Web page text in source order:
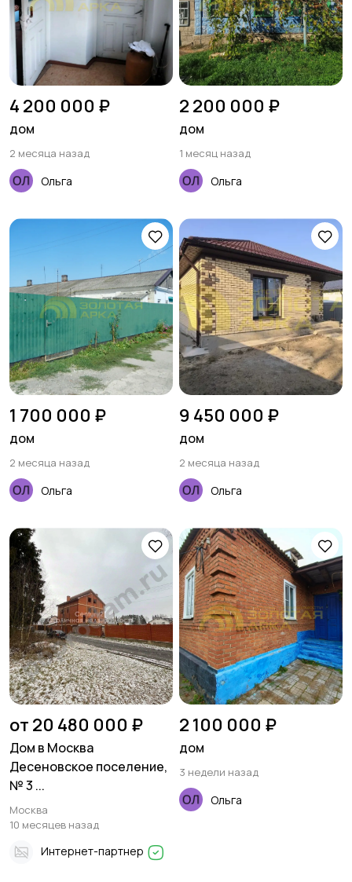
4 200 000 ₽
дом
2 месяца назад
Ольга
2 200 000 ₽
дом
1 месяц назад
Ольга
1 700 000 ₽
дом
2 месяца назад
Ольга
9 450 000 ₽
дом
2 месяца назад
Ольга
от 20 480 000 ₽
Дом в Москва
Десеновское поселение,
№ 3 ...
Москва
10 месяцев назад
Интернет-партнер
2 100 000 ₽
дом
3 недели назад
Ольга